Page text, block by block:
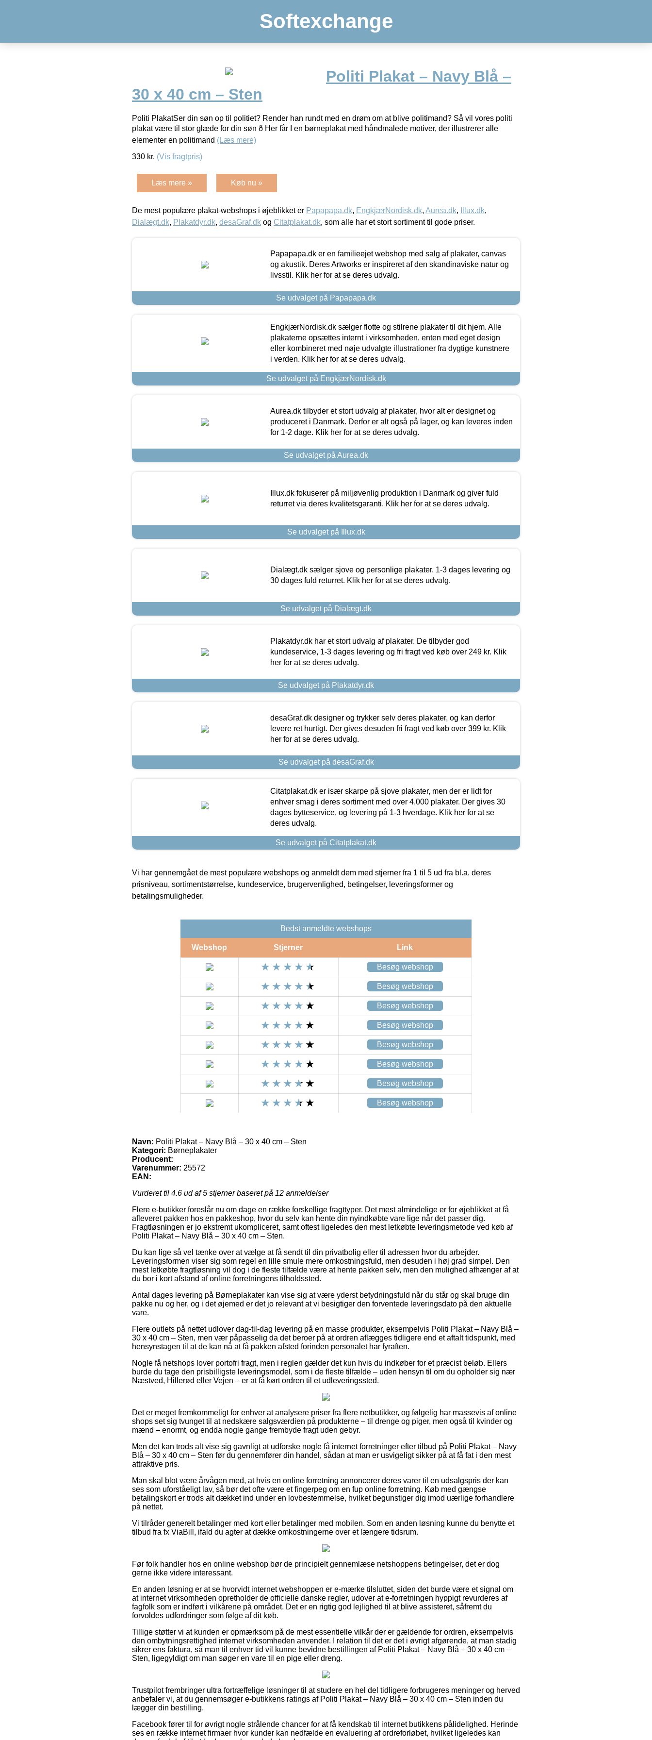
Softexchange
Politi Plakat – Navy Blå –
30 x 40 cm – Sten
Politi PlakatSer din søn op til politiet? Render han rundt med en drøm om at blive politimand? Så vil vores politi
plakat være til stor glæde for din søn ð Her får I en børneplakat med håndmalede motiver, der illustrerer alle
elementer en politimand (Læs mere)
330 kr. (Vis fragtpris)
Læs mere » Køb nu »
De mest populære plakat-webshops i øjeblikket er Papapapa.dk, EngkjærNordisk.dk, Aurea.dk, Illux.dk,
Dialægt.dk, Plakatdyr.dk, desaGraf.dk og Citatplakat.dk, som alle har et stort sortiment til gode priser.
Papapapa.dk er en familieejet webshop med salg af plakater, canvas
og akustik. Deres Artworks er inspireret af den skandinaviske natur og
livsstil. Klik her for at se deres udvalg.
Se udvalget på Papapapa.dk
EngkjærNordisk.dk sælger flotte og stilrene plakater til dit hjem. Alle
plakaterne opsættes internt i virksomheden, enten med eget design
eller kombineret med nøje udvalgte illustrationer fra dygtige kunstnere
i verden. Klik her for at se deres udvalg.
Se udvalget på EngkjærNordisk.dk
Aurea.dk tilbyder et stort udvalg af plakater, hvor alt er designet og
produceret i Danmark. Derfor er alt også på lager, og kan leveres inden
for 1-2 dage. Klik her for at se deres udvalg.
Se udvalget på Aurea.dk
Illux.dk fokuserer på miljøvenlig produktion i Danmark og giver fuld
returret via deres kvalitetsgaranti. Klik her for at se deres udvalg.
Se udvalget på Illux.dk
Dialægt.dk sælger sjove og personlige plakater. 1-3 dages levering og
30 dages fuld returret. Klik her for at se deres udvalg.
Se udvalget på Dialægt.dk
Plakatdyr.dk har et stort udvalg af plakater. De tilbyder god
kundeservice, 1-3 dages levering og fri fragt ved køb over 249 kr. Klik
her for at se deres udvalg.
Se udvalget på Plakatdyr.dk
desaGraf.dk designer og trykker selv deres plakater, og kan derfor
levere ret hurtigt. Der gives desuden fri fragt ved køb over 399 kr. Klik
her for at se deres udvalg.
Se udvalget på desaGraf.dk
Citatplakat.dk er især skarpe på sjove plakater, men der er lidt for
enhver smag i deres sortiment med over 4.000 plakater. Der gives 30
dages bytteservice, og levering på 1-3 hverdage. Klik her for at se
deres udvalg.
Se udvalget på Citatplakat.dk
Vi har gennemgået de mest populære webshops og anmeldt dem med stjerner fra 1 til 5 ud fra bl.a. deres
prisniveau, sortimentstørrelse, kundeservice, brugervenlighed, betingelser, leveringsformer og
betalingsmuligheder.
Bedst anmeldte webshops
Webshop Stjerner Link
Besøg webshop
Besøg webshop
Besøg webshop
Besøg webshop
Besøg webshop
Besøg webshop
Besøg webshop
Besøg webshop
Navn: Politi Plakat – Navy Blå – 30 x 40 cm – Sten
Kategori: Børneplakater
Producent:
Varenummer: 25572
EAN:
Vurderet til 4.6 ud af 5 stjerner baseret på 12 anmeldelser
Flere e-butikker foreslår nu om dage en række forskellige fragttyper. Det mest almindelige er for øjeblikket at få
afleveret pakken hos en pakkeshop, hvor du selv kan hente din nyindkøbte vare lige når det passer dig.
Fragtløsningen er jo ekstremt ukompliceret, samt oftest ligeledes den mest letkøbte leveringsmetode ved køb af
Politi Plakat – Navy Blå – 30 x 40 cm – Sten.
Du kan lige så vel tænke over at vælge at få sendt til din privatbolig eller til adressen hvor du arbejder.
Leveringsformen viser sig som regel en lille smule mere omkostningsfuld, men desuden i høj grad simpel. Den
mest letkøbte fragtløsning vil dog i de fleste tilfælde være at hente pakken selv, men den mulighed afhænger af at
du bor i kort afstand af online forretningens tilholdssted.
Antal dages levering på Børneplakater kan vise sig at være yderst betydningsfuld når du står og skal bruge din
pakke nu og her, og i det øjemed er det jo relevant at vi besigtiger den forventede leveringsdato på den aktuelle
vare.
Flere outlets på nettet udlover dag-til-dag levering på en masse produkter, eksempelvis Politi Plakat – Navy Blå –
30 x 40 cm – Sten, men vær påpasselig da det beroer på at ordren aflægges tidligere end et aftalt tidspunkt, med
hensynstagen til at de kan nå at få pakken afsted forinden personalet har fyraften.
Nogle få netshops lover portofri fragt, men i reglen gælder det kun hvis du indkøber for et præcist beløb. Ellers
burde du tage den prisbilligste leveringsmodel, som i de fleste tilfælde – uden hensyn til om du opholder sig nær
Næstved, Hillerød eller Vejen – er at få kørt ordren til et udleveringssted.
Det er meget fremkommeligt for enhver at analysere priser fra flere netbutikker, og følgelig har massevis af online
shops set sig tvunget til at nedskære salgsværdien på produkterne – til drenge og piger, men også til kvinder og
mænd – enormt, og endda nogle gange frembyde fragt uden gebyr.
Men det kan trods alt vise sig gavnligt at udforske nogle få internet forretninger efter tilbud på Politi Plakat – Navy
Blå – 30 x 40 cm – Sten før du gennemfører din handel, sådan at man er usvigeligt sikker på at få fat i den mest
attraktive pris.
Man skal blot være årvågen med, at hvis en online forretning annoncerer deres varer til en udsalgspris der kan
ses som uforståeligt lav, så bør det ofte være et fingerpeg om en fup online forretning. Køb med gængse
betalingskort er trods alt dækket ind under en lovbestemmelse, hvilket begunstiger dig imod uærlige forhandlere
på nettet.
Vi tilråder generelt betalinger med kort eller betalinger med mobilen. Som en anden løsning kunne du benytte et
tilbud fra fx ViaBill, ifald du agter at dække omkostningerne over et længere tidsrum.
Før folk handler hos en online webshop bør de principielt gennemlæse netshoppens betingelser, det er dog
gerne ikke videre interessant.
En anden løsning er at se hvorvidt internet webshoppen er e-mærke tilsluttet, siden det burde være et signal om
at internet virksomheden opretholder de officielle danske regler, udover at e-forretningen hyppigt revurderes af
fagfolk som er indført i vilkårene på området. Det er en rigtig god lejlighed til at blive assisteret, såfremt du
forvoldes udfordringer som følge af dit køb.
Tillige støtter vi at kunden er opmærksom på de mest essentielle vilkår der er gældende for ordren, eksempelvis
den ombytningsrettighed internet virksomheden anvender. I relation til det er det i øvrigt afgørende, at man stadig
sikrer ens faktura, så man til enhver tid vil kunne bevidne bestillingen af Politi Plakat – Navy Blå – 30 x 40 cm –
Sten, ligegyldigt om man søger en vare til en pige eller dreng.
Trustpilot frembringer ultra fortræffelige løsninger til at studere en hel del tidligere forbrugeres meninger og herved
anbefaler vi, at du gennemsøger e-butikkens ratings af Politi Plakat – Navy Blå – 30 x 40 cm – Sten inden du
lægger din bestilling.
Facebook fører til for øvrigt nogle strålende chancer for at få kendskab til internet butikkens pålidelighed. Herinde
ses en række internet firmaer hvor kunder kan nedfælde en evaluering af ordreforløbet, hvilket ligeledes kan